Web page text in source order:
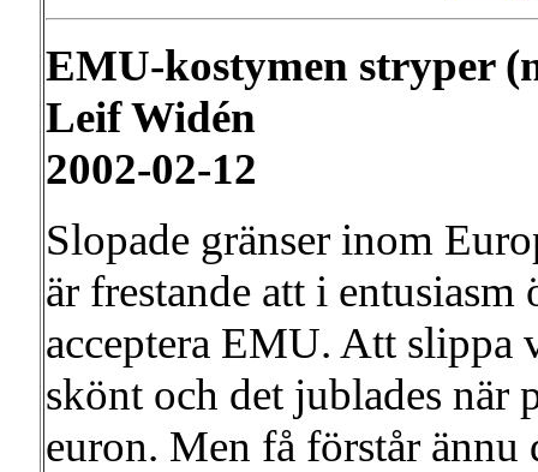
EMU-kostymen stryper
Leif Widén
2002-02-12
Slopade gränser inom
är frestande att i
acceptera EMU. Att slippa
skönt och det jublades när
euron. Men få förstår